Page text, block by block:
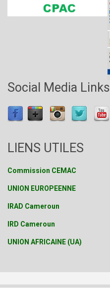
Social Media Links
LIENS UTILES
Commission CEMAC
UNION EUROPEENNE
IRAD Cameroun
IRD Cameroun
UNION AFRICAINE (UA)